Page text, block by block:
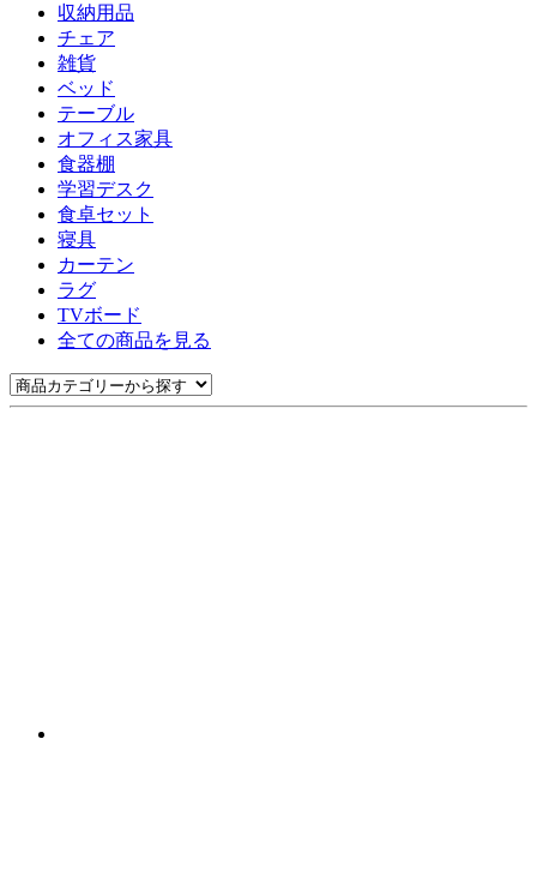
収納用品
チェア
雑貨
ベッド
テーブル
オフィス家具
食器棚
学習デスク
食卓セット
寝具
カーテン
ラグ
TVボード
全ての商品を見る